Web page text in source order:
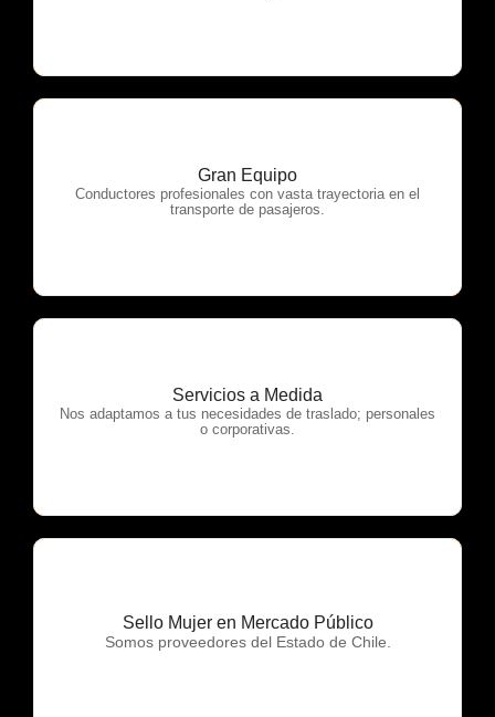
Gran Equipo
Conductores profesionales con vasta trayectoria en el
transporte de pasajeros.
OTP Servicios
Servicios a Medida
Nos adaptamos a tus necesidades de traslado; personales
o corporativas.
OTP Servicios
Sello Mujer en Mercado Público
Somos proveedores del Estado de Chile.
OTP Servicios